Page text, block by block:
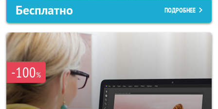
Бесплатно ПОДРОБНЕЕ
-100%